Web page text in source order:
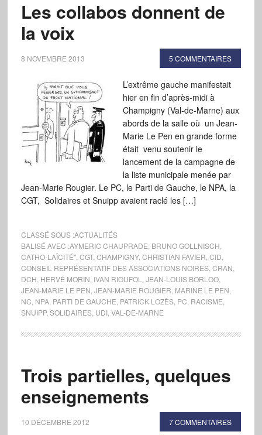
Les collabos donnent de
la voix
8 NOVEMBRE 2013 5 COMMENTAIRES
L’extrême gauche manifestait
hier en fin d’après-midi à
Champigny (Val-de-Marne) aux
abords de la salle où un Jean-
Marie Le Pen en grande forme
était venu soutenir le
lancement de la campagne de
la liste municipale menée par
Jean-Marie Rougier. Le PC, le Parti de Gauche, le NPA, la
CGT, Solidaires et Snuipp avaient raclé les […]
CLASSÉ SOUS :ACTUALITÉS
BALISÉ AVEC :AYMERIC CHAUPRADE BRUNO GOLLNISCH
CATHO-LAÏCITÉ", CGT, CHAMPIGNY, CHRISTIAN FAVIER CID
CONSEIL REPRÉSENTATIF DES ASSOCIATIONS NOIRES, CRAN
DCH HERVÉ MORIN IVAN RIOUFOL JEAN-LOUIS BORLOO,
JEAN-MARIE LE PEN JEAN-MARIE ROUGIER MARINE LE PEN
NC NPA, PARTI DE GAUCHE PATRICK LOZÈS, PC RACISME
SNUIPP, SOLIDAIRES, UDI, VAL-DE-MARNE
Trois partielles, quelques
enseignements
10 DÉCEMBRE 2012 7 COMMENTAIRES